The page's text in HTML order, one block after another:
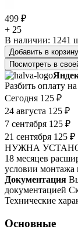
499 ₽
+ 25
В наличии: 1241
Добавить в корзину
Посмотреть в
Разбить оплату
Сегодня 125 ₽
24 августа 125 ₽
7 сентября 125 ₽
21 сентября 125 ₽
НУЖНА
18 месяцев
условии
Документация
документацией
Технические
Основные